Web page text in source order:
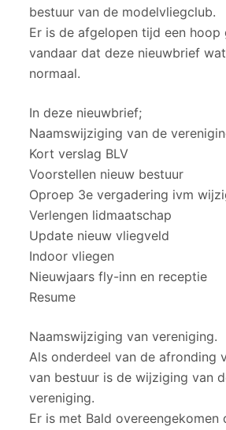
bestuur van de modelvliegclub.
Er is de afgelopen tijd een hoop
vandaar dat deze nieuwbrief
normaal.
In deze nieuwbrief;
Naamswijziging van de
Kort verslag BLV
Voorstellen nieuw bestuur
Oproep 3e vergadering ivm
Verlengen lidmaatschap
Update nieuw vliegveld
Indoor vliegen
Nieuwjaars fly-inn en receptie
Resume
Naamswijziging van vereniging.
Als onderdeel van de afronding
van bestuur is de wijziging van
vereniging.
Er is met Bald overeengekomen